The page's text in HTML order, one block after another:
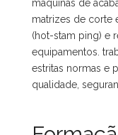
máquinas de
matrizes de corte
(hot-stam ping) e
equipamentos.
estritas normas e
qualidade,